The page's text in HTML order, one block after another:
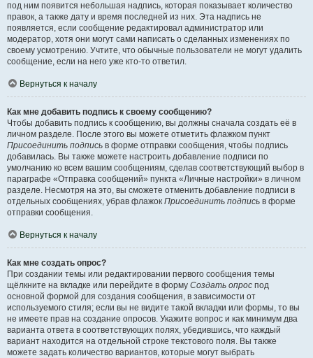
под ним появится небольшая надпись, которая показывает количество
правок, а также дату и время последней из них. Эта надпись не
появляется, если сообщение редактировал администратор или
модератор, хотя они могут сами написать о сделанных изменениях по
своему усмотрению. Учтите, что обычные пользователи не могут удалить
сообщение, если на него уже кто-то ответил.
Вернуться к началу
Как мне добавить подпись к своему сообщению?
Чтобы добавить подпись к сообщению, вы должны сначала создать её в
личном разделе. После этого вы можете отметить флажком пункт
Присоединить подпись в форме отправки сообщения, чтобы подпись
добавилась. Вы также можете настроить добавление подписи по
умолчанию ко всем вашим сообщениям, сделав соответствующий выбор в
параграфе «Отправка сообщений» пункта «Личные настройки» в личном
разделе. Несмотря на это, вы сможете отменить добавление подписи в
отдельных сообщениях, убрав флажок Присоединить подпись в форме
отправки сообщения.
Вернуться к началу
Как мне создать опрос?
При создании темы или редактировании первого сообщения темы
щёлкните на вкладке или перейдите в форму Создать опрос под
основной формой для создания сообщения, в зависимости от
используемого стиля; если вы не видите такой вкладки или формы, то вы
не имеете прав на создание опросов. Укажите вопрос и как минимум два
варианта ответа в соответствующих полях, убедившись, что каждый
вариант находится на отдельной строке текстового поля. Вы также
можете задать количество вариантов, которые могут выбрать